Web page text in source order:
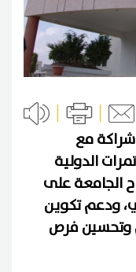
مع
الدولية
الجامعة على
ودعم تكوين
وتحسين فرص